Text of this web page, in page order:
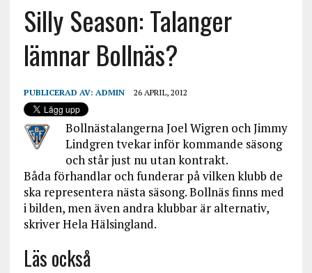
Silly Season: Talanger
lämnar Bollnäs?
PUBLICERAD AV: ADMIN 26 APRIL, 2012
Bollnästalangerna Joel Wigren och Jimmy
Lindgren tvekar inför kommande säsong
och står just nu utan kontrakt.
Båda förhandlar och funderar på vilken klubb de
ska representera nästa säsong. Bollnäs finns med
i bilden, men även andra klubbar är alternativ,
skriver Hela Hälsingland.
Läs också